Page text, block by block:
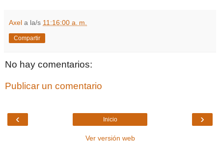
Axel a la/s 11:16:00 a. m.
Compartir
No hay comentarios:
Publicar un comentario
‹ ›
Inicio
Ver versión web